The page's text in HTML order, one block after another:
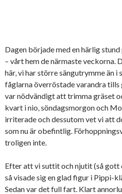
Dagen började med en härlig
– vårt hem de närmaste veckorna.
här, vi har större sängutrymme än i
fåglarna överröstade varandra
var nödvändigt att trimma gräset
kvart i nio, söndagsmorgon och
irriterade och dessutom vet vi att
som nu är obefintlig.
troligen inte.
Efter att vi suttit och njutit (så gott
så visade sig en glad figur i Pippi-
Sedan var det full fart. Klart